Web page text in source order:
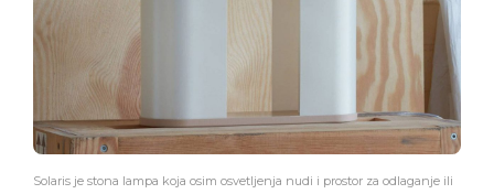
Solaris je stona lampa koja osim osvetljenja nudi i prostor za odlaganje ili